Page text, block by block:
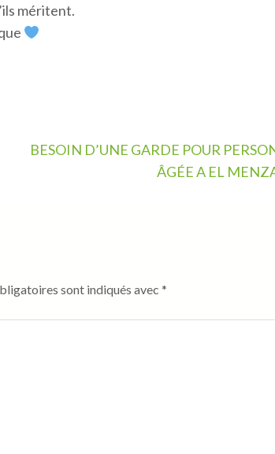
méritent.
BESOIN D’UNE GARDE POUR
ÂGÉE A EL
sont indiqués avec *